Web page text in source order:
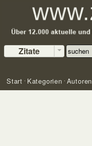
Zitate
Start Kategorien Autoren